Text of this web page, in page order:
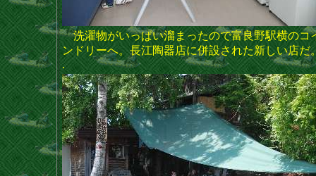
洗濯物がいっぱい溜まったので富良野駅横のコ
ンドリーへ。長江陶器店に併設された新しい店だ
.